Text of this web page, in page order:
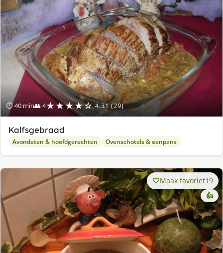
⏱ 40 min👥 4★★★★☆ 4.31 (29)
Kalfsgebraad
Avondeten & hoofdgerechten Ovenschotels & eenpans
Maak favoriet19
👍